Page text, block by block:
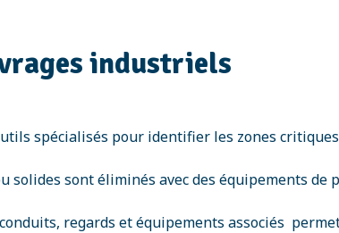
industriels
spécialisés pour identifier les zones
solides sont éliminés avec des équipements
regards et équipements associés